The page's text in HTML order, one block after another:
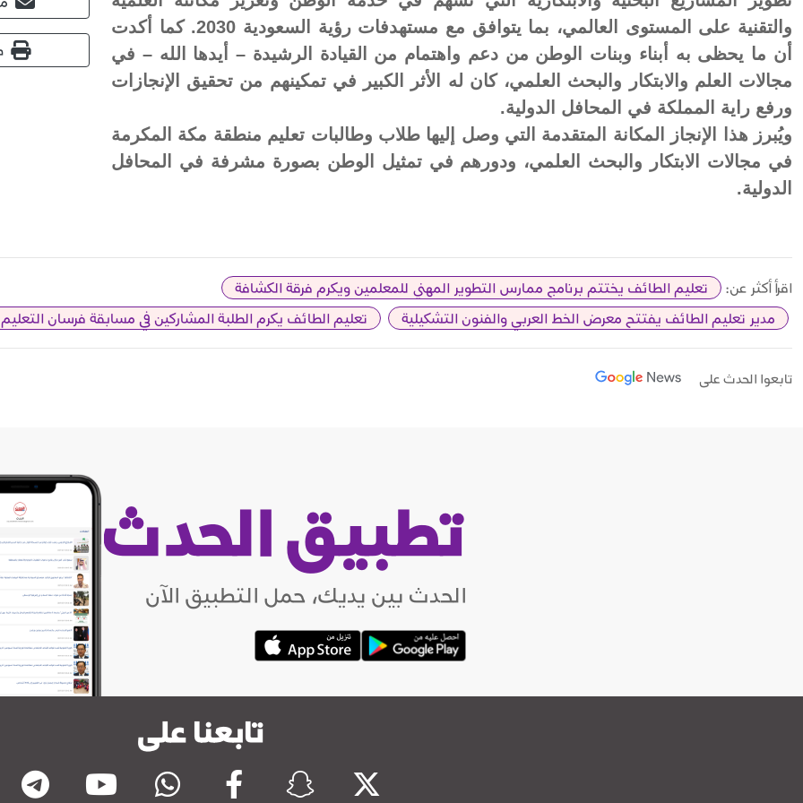
والتقنية على المستوى العالمي، بما يتوافق مع مستهدفات رؤية السعودية 2030. كما أكدت
أن ما يحظى به أبناء وبنات الوطن من دعم واهتمام من القيادة الرشيدة – أيدها الله – في
مجالات العلم والابتكار والبحث العلمي، كان له الأثر الكبير في تمكينهم من تحقيق الإنجازات
ورفع راية المملكة في المحافل الدولية.
ويُبرز هذا الإنجاز المكانة المتقدمة التي وصل إليها طلاب وطالبات تعليم منطقة مكة المكرمة
في مجالات الابتكار والبحث العلمي، ودورهم في تمثيل الوطن بصورة مشرفة في المحافل
الدولية.
اقرأ أكثر عن:
تعليم الطائف يختتم برنامج ممارس التطوير المهني للمعلمين ويكرم فرقة الكشافة
مدير تعليم الطائف يفتتح معرض الخط العربي والفنون التشكيلية
تعليم الطائف يكرم الطلبة المشاركين في مسابقة فرسان التعليم
تابعوا الحدث على
تطبيق الحدث
الحدث بين يديك، حمل التطبيق الآن
تابعنا على